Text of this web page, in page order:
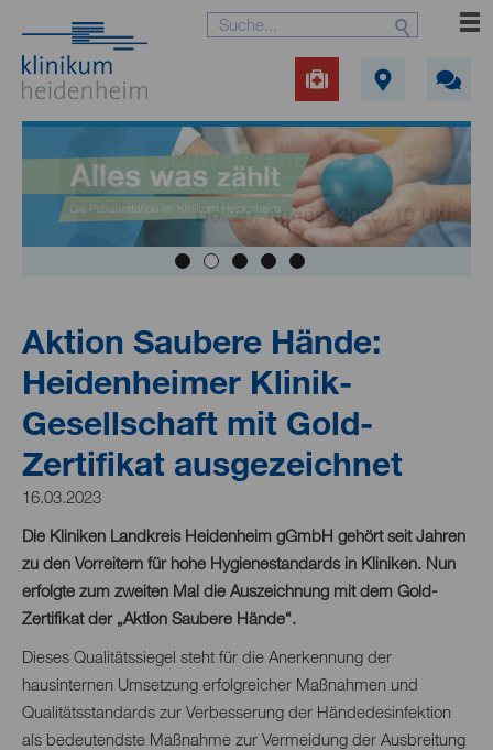
Aktion Saubere Hände:
Heidenheimer Klinik-
Gesellschaft mit Gold-
Zertifikat ausgezeichnet
16.03.2023
Die Kliniken Landkreis Heidenheim gGmbH gehört seit Jahren
zu den Vorreitern für hohe Hygienestandards in Kliniken. Nun
erfolgte zum zweiten Mal die Auszeichnung mit dem Gold-
Zertifikat der „Aktion Saubere Hände“.
Dieses Qualitätssiegel steht für die Anerkennung der
hausinternen Umsetzung erfolgreicher Maßnahmen und
Qualitätsstandards zur Verbesserung der Händedesinfektion
als bedeutendste Maßnahme zur Vermeidung der Ausbreitung